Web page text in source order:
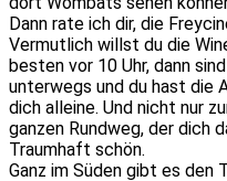
Dann rate ich dir, die
Vermutlich willst du die
besten vor 10 Uhr, dann
unterwegs und du hast die
dich alleine. Und nicht nur
ganzen Rundweg, der dich
Traumhaft schön.
Ganz im Süden gibt es den